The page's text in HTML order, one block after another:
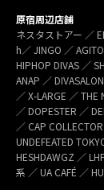
原宿周辺店舗
ネスタストアー ／
h／ JINGO ／
HIPHOP DIVAS ／
ANAP ／
／ X-LARGE ／ THE
／ DOPESTER ／
／ CAP
UNDEFEATED
HESHDAWGZ ／
系 ／ UA CAFÉ ／